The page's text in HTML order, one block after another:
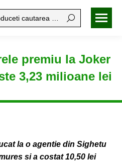
premiu la Joker
3,23 milioane lei
la o agentie din Sighetu
si a costat 10,50 lei